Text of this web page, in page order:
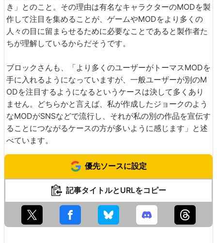
き」とのこと。その理由は有名なキャラクターのMODを製
作して注目を集めることが、ゲームやMODをより多くの
人々の目に留まらせるために必要なことであると製作者た
ちが理解しているからだそうです。
ブロックさんも、「より多くのユーザーがトーマスMODを
手に入れるようになっていますが、一般ユーザーが別のM
ODを注目するようになるというケースは決して多くあり
ません。どちらかと言えば、私が作成したジョークのよう
なMODがSNSなどで流行し、それが私の別の作品を宣伝す
ることにつながるケースの方が多いように感じます」と述
べています。
優先ソースに設定
記事タイトルとURLをコピー